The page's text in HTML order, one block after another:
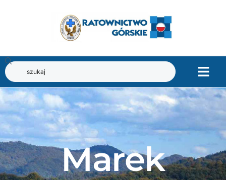
Marek